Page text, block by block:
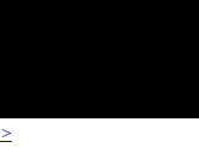
>